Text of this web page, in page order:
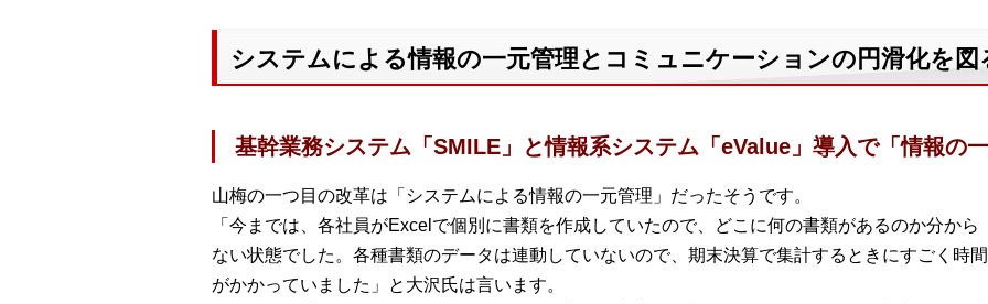
システムによる情報の一元管理とコミュニケーションの円滑化を図
基幹業務システム「SMILE」と情報系システム「eValue」導入で「情報の
山梅の一つ目の改革は「システムによる情報の一元管理」だったそうです。
「今までは、各社員がExcelで個別に書類を作成していたので、どこに何の書類があるのか分から
ない状態でした。各種書類のデータは連動していないので、期末決算で集計するときにすごく時間
がかかっていました」と大沢氏は言います。